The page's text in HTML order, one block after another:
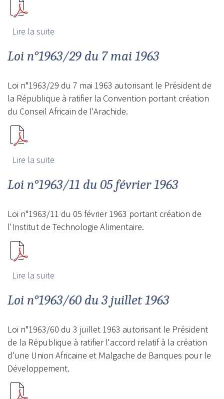
Lire la suite
Loi n°1963/29 du 7 mai 1963
Loi n°1963/29 du 7 mai 1963 autorisant le Président de
la République à ratifier la Convention portant création
du Conseil Africain de l'Arachide.
Lire la suite
Loi n°1963/11 du 05 février 1963
Loi n°1963/11 du 05 février 1963 portant création de
l'Institut de Technologie Alimentaire.
Lire la suite
Loi n°1963/60 du 3 juillet 1963
Loi n°1963/60 du 3 juillet 1963 autorisant le Président
de la République à ratifier l'accord relatif à la création
d'une Union Africaine et Malgache de Banques pour le
Développement.